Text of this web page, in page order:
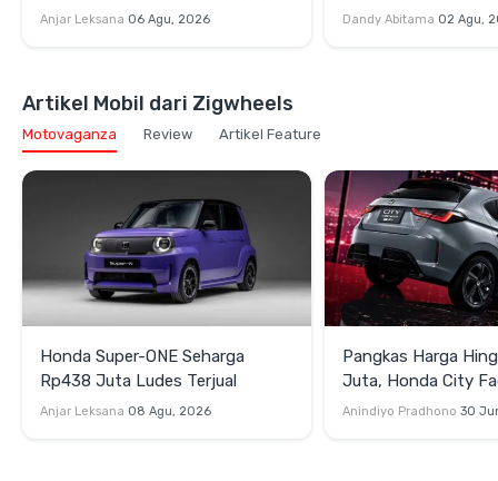
OTR Jakarta
Anjar Leksana 06 Agu, 2026
Perjalanan Lintas
Dandy Abitama 02 Agu,
Artikel Mobil dari Zigwheels
Motovaganza Review Artikel Feature
Honda Super-ONE Seharga
Rp438 Juta Ludes Terjual
Anjar Leksana 08 Agu, 2026
Pangkas Harga
Juta, Honda City
Meluncur di Thailand
Anindiyo Pradhono 30